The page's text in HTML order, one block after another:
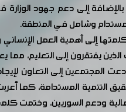
إلى دعم جهود
مستدام وشامل في المنطقة.
إلى أهمية العمل
60%، مع وجود عدد كبير من الشباب
المجتمعين إلى التعاون
التنمية المستدامة، كما
ودعم السوريين، وختمت